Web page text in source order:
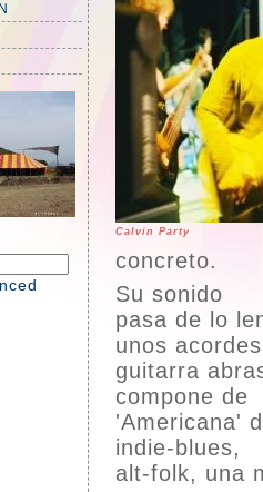
Calvin Party
concreto.
Su sonido
pasa de lo
unos
guitarra
compone de
'Americana'
indie-blues,
alt-folk, una